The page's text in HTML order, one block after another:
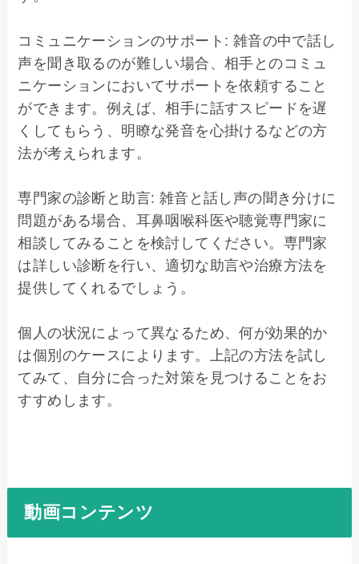
コミュニケーションのサポート: 雑音の中で話し
声を聞き取るのが難しい場合、相手とのコミュ
ニケーションにおいてサポートを依頼すること
ができます。例えば、相手に話すスピードを遅
くしてもらう、明瞭な発音を心掛けるなどの方
法が考えられます。
専門家の診断と助言: 雑音と話し声の聞き分けに
問題がある場合、耳鼻咽喉科医や聴覚専門家に
相談してみることを検討してください。専門家
は詳しい診断を行い、適切な助言や治療方法を
提供してくれるでしょう。
個人の状況によって異なるため、何が効果的か
は個別のケースによります。上記の方法を試し
てみて、自分に合った対策を見つけることをお
すすめします。
動画コンテンツ